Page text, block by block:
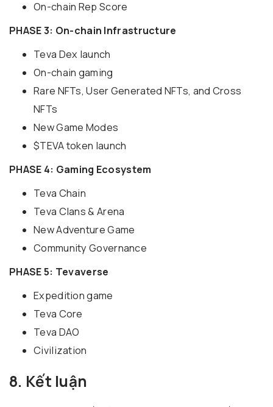
On-chain Rep Score
PHASE 3: On-chain Infrastructure
Teva Dex launch
On-chain gaming
Rare NFTs, User Generated NFTs, and Cross
NFTs
New Game Modes
$TEVA token launch
PHASE 4: Gaming Ecosystem
Teva Chain
Teva Clans & Arena
New Adventure Game
Community Governance
PHASE 5: Tevaverse
Expedition game
Teva Core
Teva DAO
Civilization
8. Kết luận